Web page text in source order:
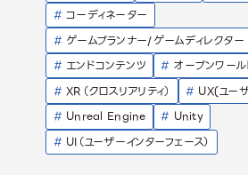
# コーディネーター
# ゲームプランナー/ゲームディレクター
# エンドコンテンツ # オープンワール
# XR（クロスリアリティ） # UX(ユー
# Unreal Engine # Unity
# UI（ユーザーインターフェース）